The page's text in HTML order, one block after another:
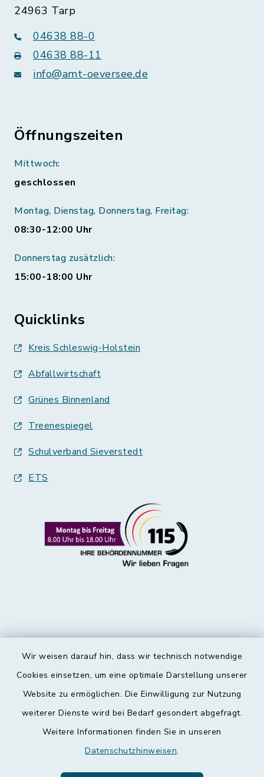
Wir weisen darauf hin, dass wir technisch notwendige
Cookies einsetzen, um eine optimale Darstellung unserer
Website zu ermöglichen. Die Einwilligung zur Nutzung
weiterer Dienste wird bei Bedarf gesondert abgefragt.
Weitere Informationen finden Sie in unseren
Datenschutzhinweisen.
24963 Tarp
04638 88-0
04638 88-11
info@amt-oeversee.de
Öffnungszeiten
Mittwoch:
geschlossen
Montag, Dienstag, Donnerstag, Freitag:
08:30-12:00 Uhr
Donnerstag zusätzlich:
15:00-18:00 Uhr
Quicklinks
Kreis Schleswig-Holstein
Abfallwirtschaft
Grünes Binnenland
Treenespiegel
Schulverband Sieverstedt
ETS
Kontakt
Datenschutz